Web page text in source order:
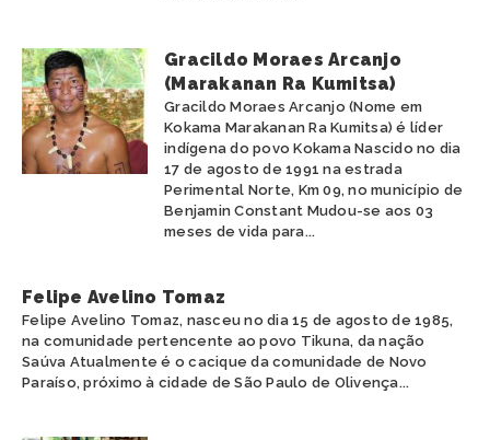
Gracildo Moraes Arcanjo
(Marakanan Ra Kumitsa)
Gracildo Moraes Arcanjo (Nome em
Kokama Marakanan Ra Kumitsa) é líder
indígena do povo Kokama Nascido no dia
17 de agosto de 1991 na estrada
Perimental Norte, Km 09, no município de
Benjamin Constant Mudou-se aos 03
meses de vida para...
Felipe Avelino Tomaz
Felipe Avelino Tomaz, nasceu no dia 15 de agosto de 1985,
na comunidade pertencente ao povo Tikuna, da nação
Saúva Atualmente é o cacique da comunidade de Novo
Paraíso, próximo à cidade de São Paulo de Olivença...